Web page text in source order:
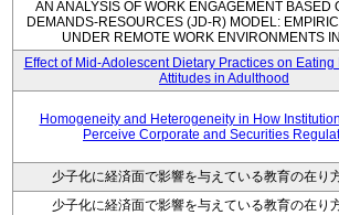
AN ANALYSIS OF WORK ENGAGEMENT BASED
DEMANDS-RESOURCES (JD-R) MODEL:
UNDER REMOTE WORK ENVIRONMENTS
Effect of Mid-Adolescent Dietary Practices on Eating
Attitudes in Adulthood
Homogeneity and Heterogeneity in How
Perceive Corporate and Securities
少子化に経済面で影響を与えている教育の在り
少子化に経済面で影響を与えている教育の在り